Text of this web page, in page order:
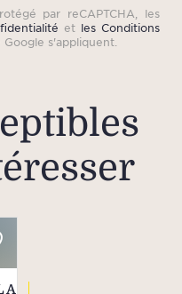
par reCAPTCHA, les
et les Conditions
Google s'appliquent.